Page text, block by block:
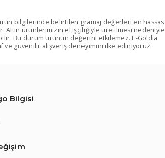
bilgilerinde belirtilen gramaj değerleri en hassas
Altın ürünlerimizin el işçiliğiyle üretilmesi nedeniyle
Bu durum ürünün değerini etkilemez. E-Goldia
ve güvenilir alışveriş deneyimini ilke ediniyoruz.
Bilgisi